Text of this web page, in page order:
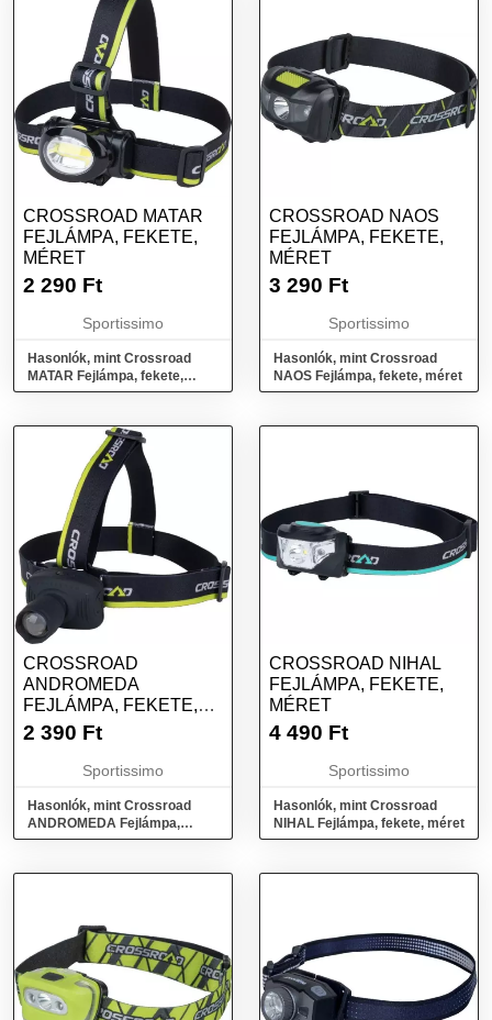
CROSSROAD MATAR
FEJLÁMPA, FEKETE,
MÉRET
2 290 Ft
Sportissimo
Hasonlók, mint Crossroad
MATAR Fejlámpa, fekete,
méret
CROSSROAD NAOS
FEJLÁMPA, FEKETE,
MÉRET
3 290 Ft
Sportissimo
Hasonlók, mint Crossroad
NAOS Fejlámpa, fekete, méret
CROSSROAD
ANDROMEDA
FEJLÁMPA, FEKETE,
MÉRET
2 390 Ft
Sportissimo
Hasonlók, mint Crossroad
ANDROMEDA Fejlámpa,
fekete, méret
CROSSROAD NIHAL
FEJLÁMPA, FEKETE,
MÉRET
4 490 Ft
Sportissimo
Hasonlók, mint Crossroad
NIHAL Fejlámpa, fekete, méret